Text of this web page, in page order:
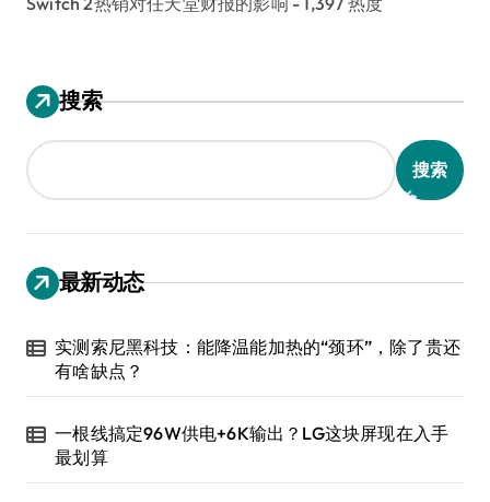
搜索
搜索
最新动态
实测索尼黑科技：能降温能加热的“颈环”，除了贵还
有啥缺点？
一根线搞定96W供电+6K输出？LG这块屏现在入手
最划算